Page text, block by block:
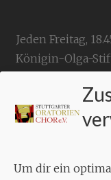
Um dir ein
Jeden Freitag,
Königin-Olga-